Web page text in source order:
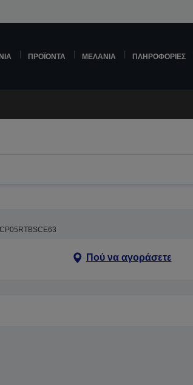
ΠΡΟΪΌΝΤΑ ΜΕΛΆΝΙΑ ΠΛΗΡΟΦΟΡΊΕΣ
Πού να αγοράσετε